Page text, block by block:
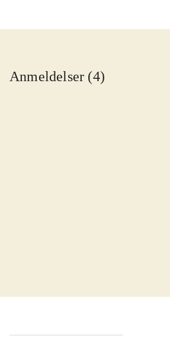
Anmeldelser (4)